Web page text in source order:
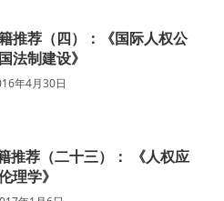
推荐（四）：《国际人权公
法制建设》
年4月30日
推荐（二十三）： 《人权应
理学》